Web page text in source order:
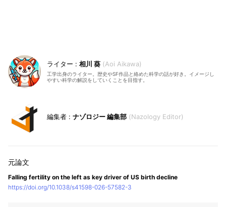
相川 葵 Aoi Aikawa
工学出身のライター。歴史やSF作品と絡めた科学の話が好き。イメージし
やすい科学の解説をしていくことを目指す。
ナゾロジー 編集部 Nazology Editor
Falling fertility on the left as key driver of US birth decline
https://doi.org/10.1038/s41598-026-57582-3